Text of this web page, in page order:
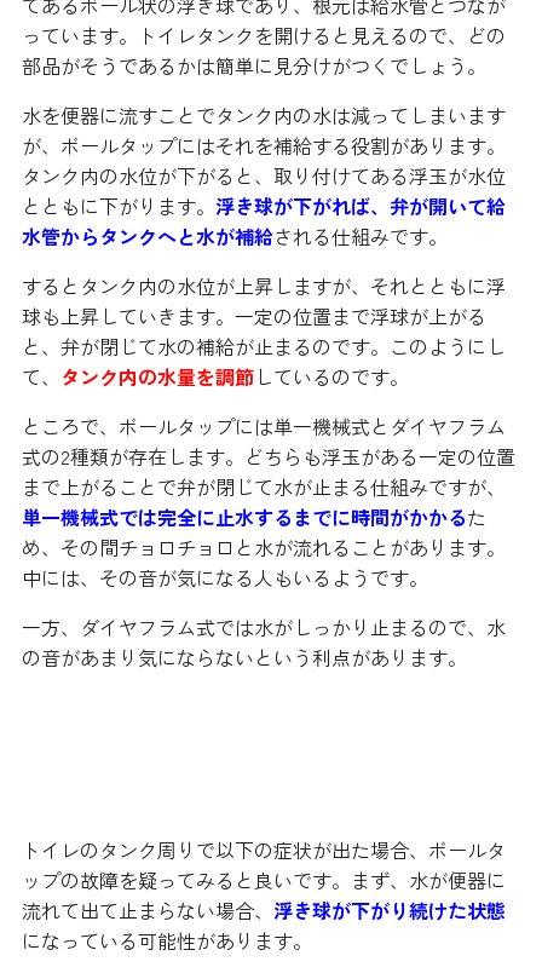
っています。トイレタンクを開けると見えるので、どの
部品がそうであるかは簡単に見分けがつくでしょう。
水を便器に流すことでタンク内の水は減ってしまいます
が、ボールタップにはそれを補給する役割があります。
タンク内の水位が下がると、取り付けてある浮玉が水位
とともに下がります。 浮き球が下がれば、弁が開いて給
水管からタンクへと水が補給される仕組みです。
するとタンク内の水位が上昇しますが、それとともに浮
球も上昇していきます。一定の位置まで浮球が上がる
と、弁が閉じて水の補給が止まるのです。このようにし
て、 タンク内の水量を調節しているのです。
ところで、ボールタップには単一機械式とダイヤフラム
式の2種類が存在します。どちらも浮玉がある一定の位置
まで上がることで弁が閉じて水が止まる仕組みですが、
単一機械式では完全に止水するまでに時間がかかるた
め、その間チョロチョロと水が流れることがあります。
中には、その音が気になる人もいるようです。
一方、ダイヤフラム式では水がしっかり止まるので、水
の音があまり気にならないという利点があります。
トイレのタンク周りで以下の症状が出た場合、ボールタ
ップの故障を疑ってみると良いです。まず、水が便器に
流れて出て止まらない場合、 浮き球が下がり続けた状態
になっている可能性があります。